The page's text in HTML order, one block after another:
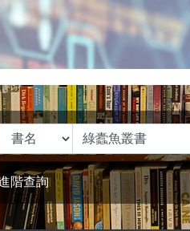
階查詢